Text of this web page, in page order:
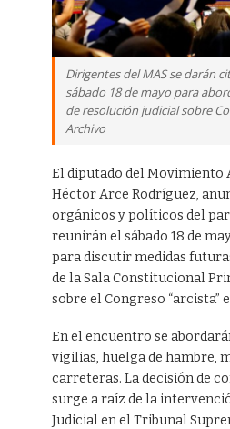
Dirigentes del MAS se darán
sábado 18 de mayo para
de resolución judicial sobre
Archivo
El diputado del Movimiento
Héctor Arce Rodríguez,
orgánicos y políticos del
reunirán el sábado 18 de
para discutir medidas
de la Sala Constitucional
sobre el Congreso “arcista”
En el encuentro se
vigilias, huelga de hambre,
carreteras. La decisión de
surge a raíz de la
Judicial en el Tribunal